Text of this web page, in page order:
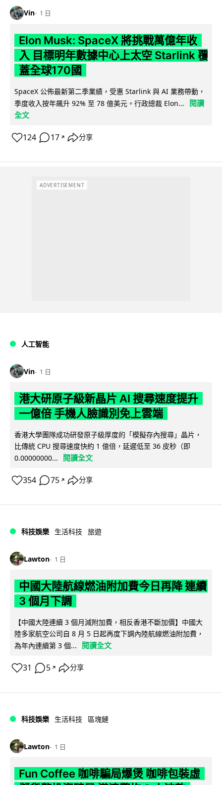
Vin 1 日
Elon Musk: SpaceX 將挑戰萬億年收
入 目標明年數據中心上太空 Starlink 覆
蓋全球170國
SpaceX 公佈最新第二季業績，受惠 Starlink 與 AI 業務帶動，
季度收入按年飆升 92% 至 78 億美元。行政總裁 Elon...
閱讀
全文
124 17 ↗ 分享
ADVERTISEMENT
人工智能
Vin 1 日
港大研原子級新晶片 AI 搜尋速度提升
一億倍 手機人臉識別免上雲端
香港大學團隊成功研發原子級厚度的「模擬存內搜尋」晶片，
比傳統 CPU 搜尋速度快約 1 億倍，延遲低至 36 皮秒（即
0.00000000...
閱讀全文
354 75 ↗ 分享
科技娛樂 生活科技 旅遊
Lawton 1 日
中國大陸航線燃油附加費今日再降 連續
3 個月下調
【中國大陸連續 3 個月減附加費，相反香港不斷加價】中國大
陸多家航空公司自 8 月 5 日起再度下調內陸航線燃油附加費，
為年內連續第 3 個...
閱讀全文
31 5 ↗ 分享
科技娛樂 生活科技 區塊鏈
Lawton 1 日
Fun Coffee 咖啡騙局爆煲 咖啡包裝虛